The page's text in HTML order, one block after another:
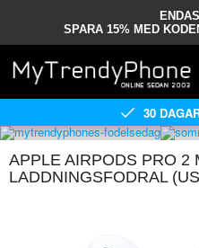
SPARA 15% MED
30
APPLE AIRPODS PRO 2
LADDNINGSFODRAL